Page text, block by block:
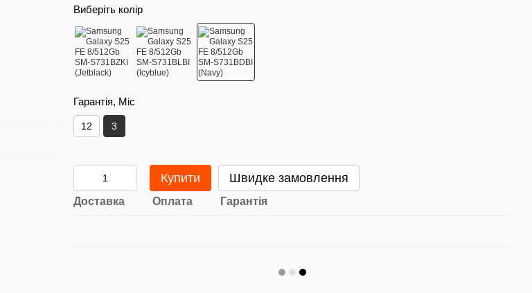
Виберіть колір
Гарантія, Міс
12 3
Купити Швидке замовлення
Доставка Оплата Гарантія